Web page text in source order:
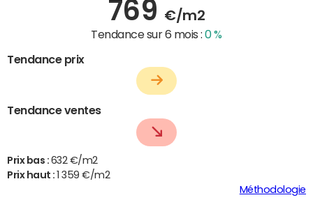
769 €/m2
Tendance sur 6 mois :0 %
Tendance prix
Tendance ventes
Prix bas : 632 €/m2
Prix haut :
1 359 €/m2
Méthodologie